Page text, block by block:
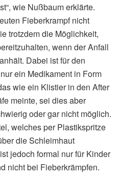
wie Nußbaum erklärte.
Fieberkrampf nicht
trotzdem die Möglichkeit,
wenn der Anfall
Dabei ist für den
ein Medikament in Form
wie ein Klistier in den After
meinte, sei dies aber
oder gar nicht möglich.
welches per Plastikspritze
die Schleimhaut
jedoch formal nur für Kinder
nicht bei Fieberkrämpfen.